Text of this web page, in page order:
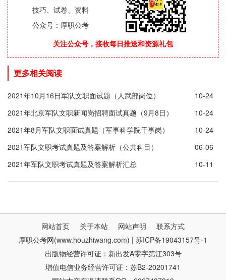
技巧、试卷、资料
公众号：厚职公考
关注公众号，接收每日推送和资源礼包
更多相关阅读
2021年10月16日军队文职面试题（人武部岗位）
10-24
2021年北京军队文职新闻岗招聘面试真题（9月8日）
10-24
2021年8月军队文职面试真题（军事科学院干事岗）
10-24
2021军队文职考试真题及答案解析（公共科目）
06-06
2021年军队文职考试真题及答案解析汇总
10-11
网站首页 关于本站 网站声明
联系方式
厚职公考网(www.houzhiwang.com) | 苏ICP备19043157号-1
出版物经营许可证：新出发A零字第江303号
增值电信业务经营许可证：苏B2-20201741